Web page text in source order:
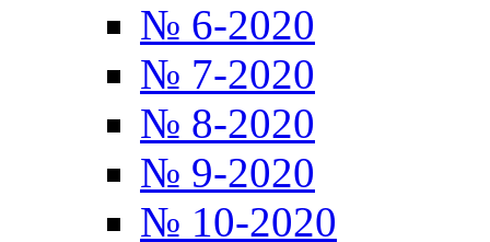
№ 6-2020
№ 7-2020
№ 8-2020
№ 9-2020
№ 10-2020